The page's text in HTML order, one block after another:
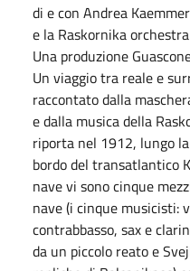
di e con Andrea
e la Raskornika
Una produzione
Un viaggio tra reale e
raccontato dalla
e dalla musica della
riporta nel 1912, lungo
bordo del transatlantico
nave vi sono cinque
nave (i cinque musicisti:
contrabbasso, sax e
da un piccolo reato e